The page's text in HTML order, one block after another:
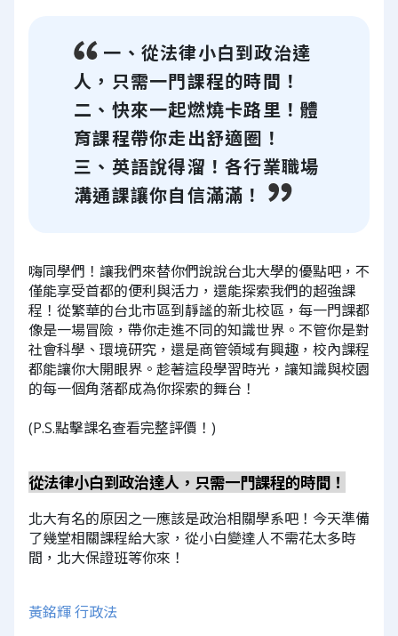
一、從法律小白到政治達
人，只需一門課程的時間！
二、快來一起燃燒卡路里！體
育課程帶你走出舒適圈！
三、英語說得溜！各行業職場
溝通課讓你自信滿滿！
嗨同學們！讓我們來替你們說說台北大學的優點吧，不
僅能享受首都的便利與活力，還能探索我們的超強課
程！從繁華的台北市區到靜謐的新北校區，每一門課都
像是一場冒險，帶你走進不同的知識世界。不管你是對
社會科學、環境研究，還是商管領域有興趣，校內課程
都能讓你大開眼界。趁著這段學習時光，讓知識與校園
的每一個角落都成為你探索的舞台！
(P.S.點擊課名查看完整評價！)
從法律小白到政治達人，只需一門課程的時間！
北大有名的原因之一應該是政治相關學系吧！今天準備
了幾堂相關課程給大家，從小白變達人不需花太多時
間，北大保證班等你來！
黃銘輝 行政法